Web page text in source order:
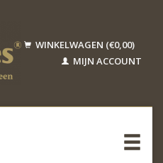
WINKELWAGEN (€0,00)
MIJN ACCOUNT